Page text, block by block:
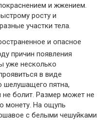
и жжением.
росту и
участки тела.
и опасное
причин появления
уже несколько
в виде
шелушащего пятна,
не болит. Размер может не
монету. На ощупь
с белыми чешуйками